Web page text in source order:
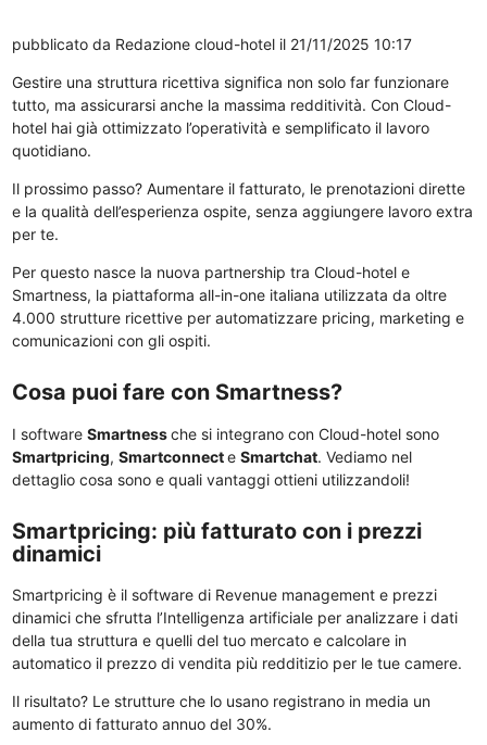
pubblicato da Redazione cloud-hotelil 21/11/2025 10:17
Gestire una struttura ricettiva significa non solo far funzionare
tutto, ma assicurarsi anche la massima redditività. Con Cloud-
hotel hai già ottimizzato l’operatività e semplificato il lavoro
quotidiano.
Il prossimo passo? Aumentare il fatturato, le prenotazioni dirette
e la qualità dell’esperienza ospite, senza aggiungere lavoro extra
per te.
Per questo nasce la nuova partnership tra Cloud-hotel e
Smartness, la piattaforma all-in-one italiana utilizzata da oltre
4.000 strutture ricettive per automatizzare pricing, marketing e
comunicazioni con gli ospiti.
Cosa puoi fare con Smartness?
I software Smartnessche si integrano con Cloud-hotel sono
Smartpricing, Smartconnecte Smartchat. Vediamo nel
dettaglio cosa sono e quali vantaggi ottieni utilizzandoli!
Smartpricing: più fatturato con i prezzi
dinamici
Smartpricing è il software di Revenue management e prezzi
dinamici che sfrutta l’Intelligenza artificiale per analizzare i dati
della tua struttura e quelli del tuo mercato e calcolare in
automatico il prezzo di vendita più redditizio per le tue camere.
Il risultato? Le strutture che lo usano registrano in media un
aumento di fatturato annuo del 30%.